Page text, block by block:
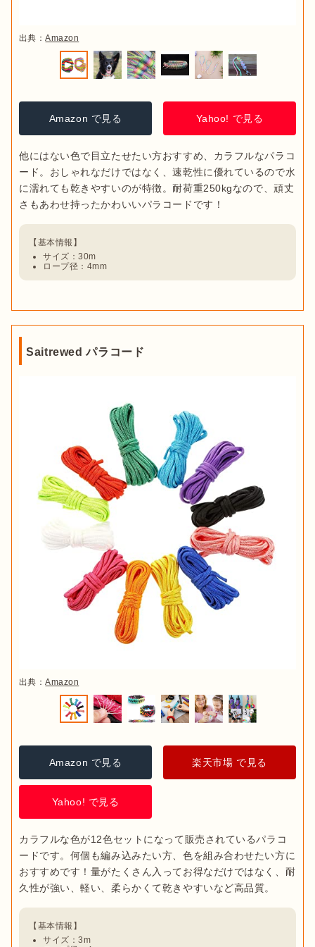
出典：Amazon
Amazon で見る Yahoo! で見る
他にはない色で目立たせたい方おすすめ、カラフルなパラコ
ード。おしゃれなだけではなく、速乾性に優れているので水
に濡れても乾きやすいのが特徴。耐荷重250kgなので、頑丈
サイズ：30m
ロープ径：4mm
Saitrewed パラコード
出典：Amazon
Amazon で見る 楽天市場 で見る
Yahoo! で見る
カラフルな色が12色セットになって販売されているパラコ
ードです。何個も編み込みたい方、色を組み合わせたい方に
おすすめです！量がたくさん入ってお得なだけではなく、耐
サイズ：3m